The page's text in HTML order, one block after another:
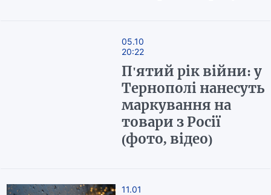
05.10
20:22
П'ятий рік війни: у
Тернополі нанесуть
маркування на
товари з Росії
(фото, відео)
11.01